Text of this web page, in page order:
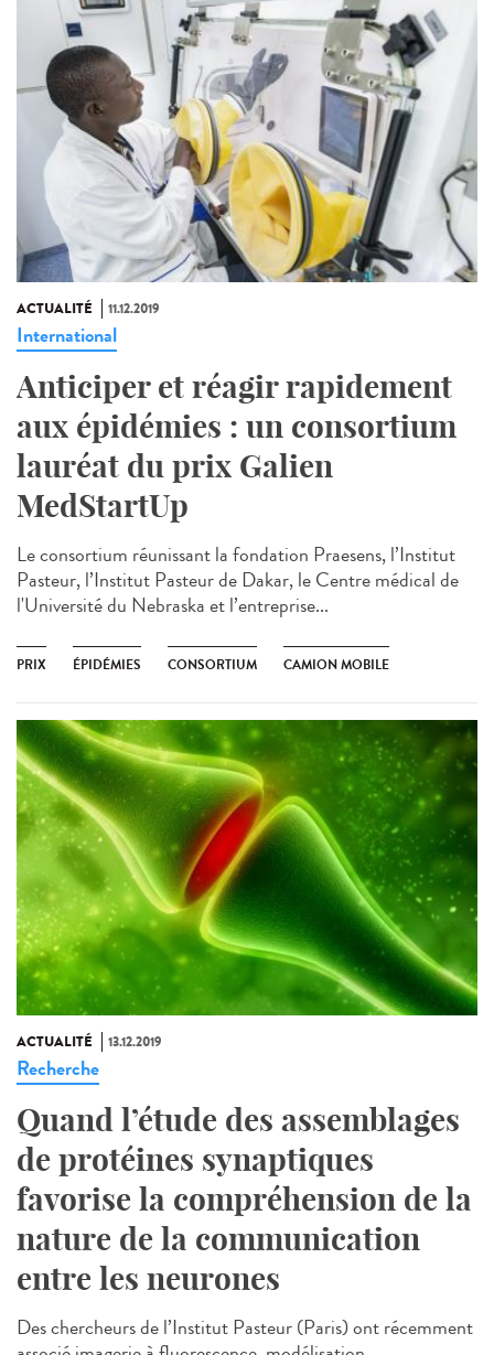
ACTUALITÉ 11.12.2019
International
Anticiper et réagir rapidement
aux épidémies : un consortium
lauréat du prix Galien
MedStartUp
Le consortium réunissant la fondation Praesens, l’Institut
Pasteur, l’Institut Pasteur de Dakar, le Centre médical de
l'Université du Nebraska et l’entreprise...
PRIX ÉPIDÉMIES CONSORTIUM CAMION MOBILE
ACTUALITÉ 13.12.2019
Recherche
Quand l’étude des assemblages
de protéines synaptiques
favorise la compréhension de la
nature de la communication
entre les neurones
Des chercheurs de l’Institut Pasteur (Paris) ont récemment